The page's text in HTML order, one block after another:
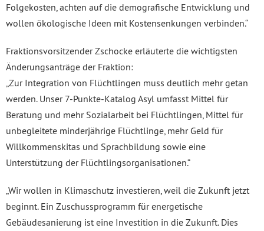
Folgekosten, achten auf die demografische Entwicklung und
wollen ökologische Ideen mit Kostensenkungen verbinden.“
Fraktionsvorsitzender Zschocke erläuterte die wichtigsten
Änderungsanträge der Fraktion:
„Zur Integration von Flüchtlingen muss deutlich mehr getan
werden. Unser 7-Punkte-Katalog Asyl umfasst Mittel für
Beratung und mehr Sozialarbeit bei Flüchtlingen, Mittel für
unbegleitete minderjährige Flüchtlinge, mehr Geld für
Willkommenskitas und Sprachbildung sowie eine
Unterstützung der Flüchtlingsorganisationen.“
„Wir wollen in Klimaschutz investieren, weil die Zukunft jetzt
beginnt. Ein Zuschussprogramm für energetische
Gebäudesanierung ist eine Investition in die Zukunft. Dies